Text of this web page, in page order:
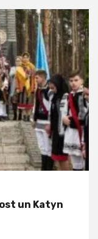
un Katyn